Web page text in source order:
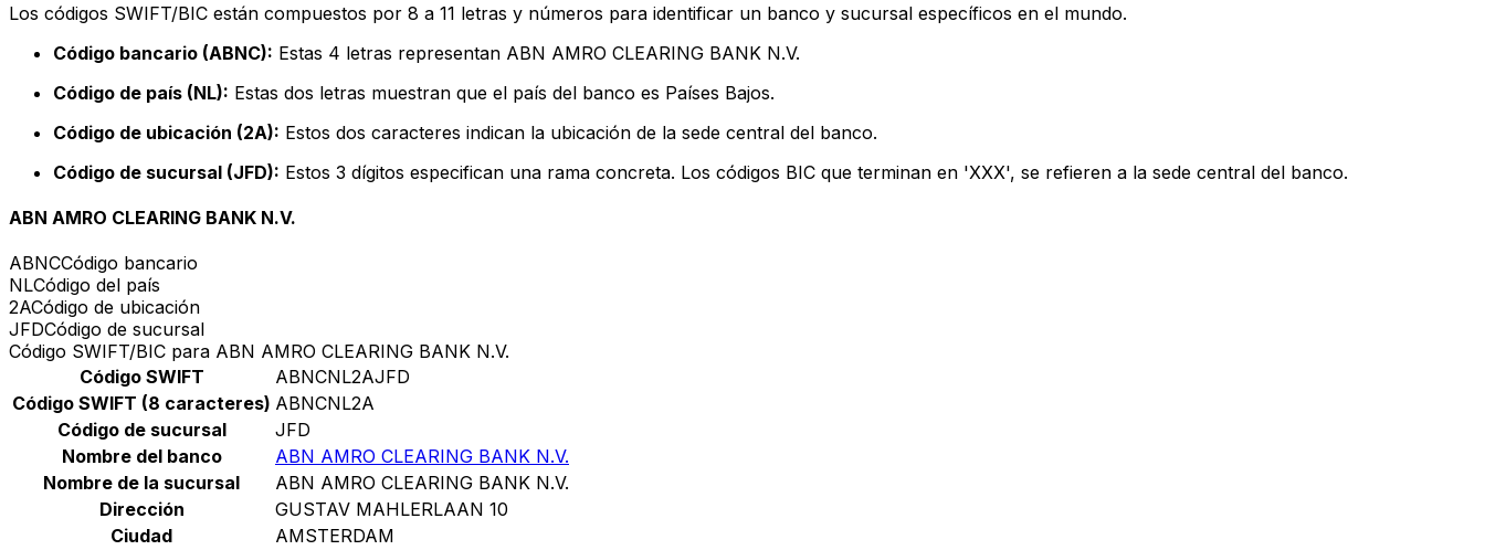
Los códigos SWIFT/BIC están compuestos por 8 a 11 letras y números para identificar un banco y sucursal específicos en el mundo.
Código bancario (ABNC): Estas 4 letras representan ABN AMRO CLEARING BANK N.V.
Código de país (NL): Estas dos letras muestran que el país del banco es Países Bajos.
Código de ubicación (2A): Estos dos caracteres indican la ubicación de la sede central del banco.
Código de sucursal (JFD): Estos 3 dígitos especifican una rama concreta. Los códigos BIC que terminan en 'XXX', se refieren a la sede central del banco.
ABN AMRO CLEARING BANK N.V.
ABNCCódigo bancario
NLCódigo del país
2ACódigo de ubicación
JFDCódigo de sucursal
Código SWIFT/BIC para ABN AMRO CLEARING BANK N.V.
Código SWIFT
ABNCNL2AJFD
Código SWIFT (8 caracteres) ABNCNL2A
Código de sucursal
JFD
Nombre del banco
ABN AMRO CLEARING BANK N.V.
Nombre de la sucursal
ABN AMRO CLEARING BANK N.V.
Dirección
GUSTAV MAHLERLAAN 10
Ciudad
AMSTERDAM